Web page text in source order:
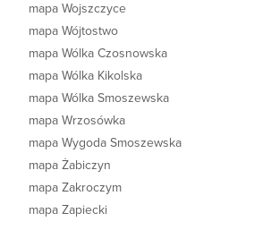
mapa Wojszczyce
mapa Wójtostwo
mapa Wólka Czosnowska
mapa Wólka Kikolska
mapa Wólka Smoszewska
mapa Wrzosówka
mapa Wygoda Smoszewska
mapa Żabiczyn
mapa Zakroczym
mapa Zapiecki